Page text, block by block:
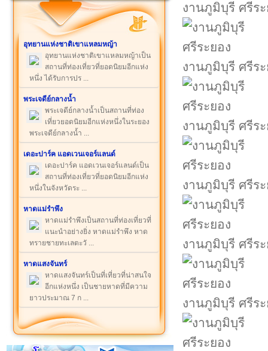
อุทยานแห่งชาติเขาแหลมหญ้า
อุทยานแห่งชาติเขาแหลมหญ้าเป็น
สถานที่ท่องเที่ยวที่ยอดนิยมอีกแห่ง
หนึ่ง ได้รับการปร ...
พระเจดีย์กลางน้ำ
พระเจดีย์กลางน้ำเป็นสถานที่ท่อง
เที่ยวยอดนิยมอีกแห่งหนึ่งในระยอง
พระเจดีย์กลางน้ำ ...
เดอะปาร์ค แอดเวนเจอร์แลนด์
เดอะปาร์ค แอดเวนเจอร์แลนด์เป็น
สถานที่ท่องเที่ยวที่ยอดนิยมอีกแห่ง
หนึ่งในจังหวัดระ ...
หาดแม่รำพึง
หาดแม่รำพึงเป็นสถานที่ท่องเที่ยวที่
แนะนำอย่างยิ่ง หาดแม่รำพึง หาด
ทรายชายทะเลตะวั ...
หาดแสงจันทร์
หาดแสงจันทร์เป็นที่เที่ยวที่น่าสนใจ
อีกแห่งหนึ่ง เป็นชายหาดที่มีความ
ยาวประมาณ 7 ก ...
งานภูมิบุรี ศรีร
งานภูมิบุรี ศรีร
งานภูมิบุรี ศรีร
งานภูมิบุรี ศรีร
งานภูมิบุรี ศรีร
งานภูมิบุรี ศรีร